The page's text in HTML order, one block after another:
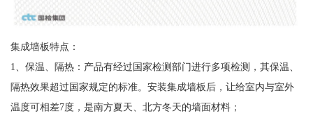
集成墙板特点：
1、保温、隔热：产品有经过国家检测部门进行多项检测，其保温、
隔热效果超过国家规定的标准。安装集成墙板后，让给室内与室外
温度可相差7度，是南方夏天、北方冬天的墙面材料；